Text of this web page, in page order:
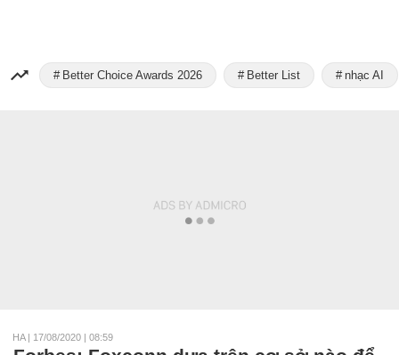
Better Choice Awards 2026 Better List nhạc AI
HA | 17/08/2020 | 08:59